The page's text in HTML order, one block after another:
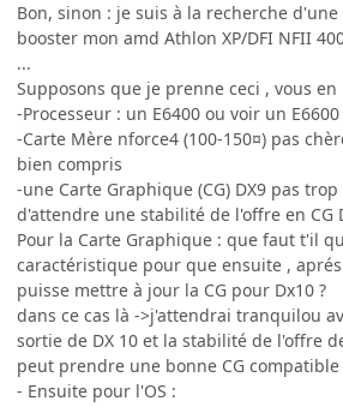
Bon, sinon : je suis à la recherche
booster mon amd Athlon XP/DFI NFII
...
Supposons que je prenne ceci , vous en
-Processeur : un E6400 ou voir un E6600
-Carte Mère nforce4 (100-150¤) pas
bien compris
-une Carte Graphique (CG) DX9 pas
d'attendre une stabilité de l'offre en CG
Pour la Carte Graphique : que faut t'il
caractéristique pour que ensuite ,
puisse mettre à jour la CG pour Dx10 ?
dans ce cas là ->j'attendrai tranquilou
sortie de DX 10 et la stabilité de l'offre
peut prendre une bonne CG compatible
- Ensuite pour l'OS :